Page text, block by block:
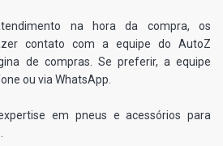
na hora da compra, os
contato com a equipe do AutoZ
de compras. Se preferir, a equipe
ou via WhatsApp.
em pneus e acessórios para